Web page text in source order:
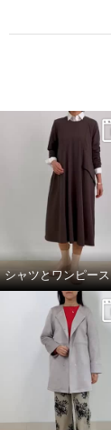
シャツとワンピース